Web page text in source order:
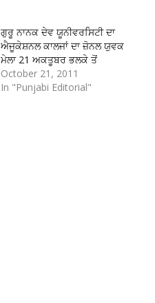
ਗੁਰੂ ਨਾਨਕ ਦੇਵ ਯੂਨੀਵਰਸਿਟੀ ਦਾ
ਐਜੂਕੇਸ਼ਨਲ ਕਾਲਜਾਂ ਦਾ ਜ਼ੋਨਲ ਯੁਵਕ
ਮੇਲਾ 21 ਅਕਤੂਬਰ ਭਲਕੇ ਤੋਂ
October 21, 2011
In "Punjabi Editorial"